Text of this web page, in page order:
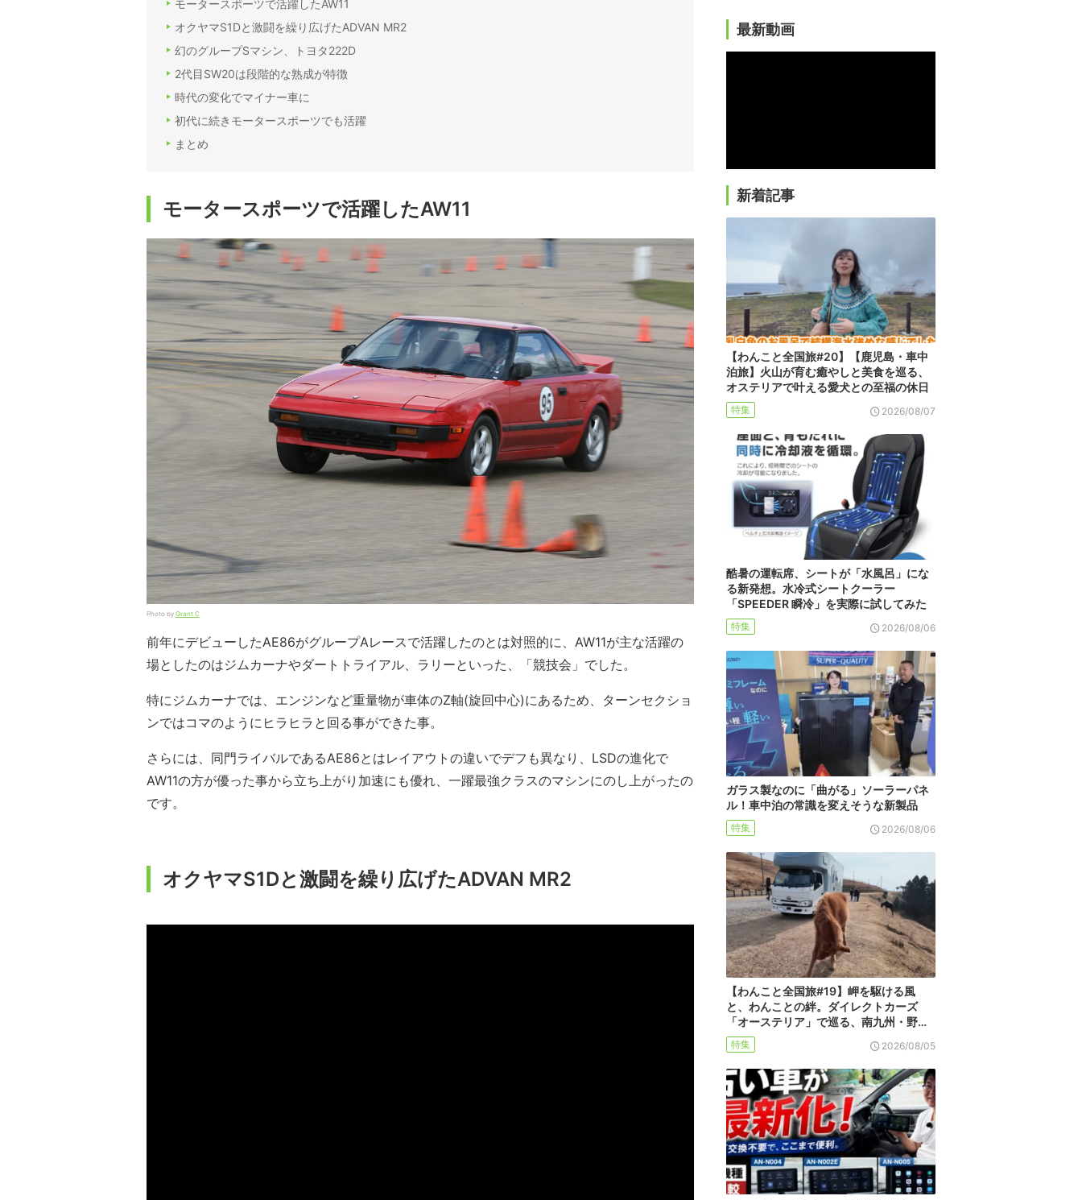
モータースポーツで活躍したAW11
オクヤマS1Dと激闘を繰り広げたADVAN MR2
幻のグループSマシン、トヨタ222D
2代目SW20は段階的な熟成が特徴
時代の変化でマイナー車に
初代に続きモータースポーツでも活躍
まとめ
モータースポーツで活躍したAW11
Photo by Grant C
前年にデビューしたAE86がグループAレースで活躍したのとは対照的に、AW11が主な活躍の
場としたのはジムカーナやダートトライアル、ラリーといった、「競技会」でした。
特にジムカーナでは、エンジンなど重量物が車体のZ軸(旋回中心)にあるため、ターンセクショ
ンではコマのようにヒラヒラと回る事ができた事。
さらには、同門ライバルであるAE86とはレイアウトの違いでデフも異なり、LSDの進化で
AW11の方が優った事から立ち上がり加速にも優れ、一躍最強クラスのマシンにのし上がったの
です。
オクヤマS1Dと激闘を繰り広げたADVAN MR2
最新動画
新着記事
【わんこと全国旅#20】【鹿児島・車中
泊旅】火山が育む癒やしと美食を巡る、
オステリアで叶える愛犬との至福の休日
特集 2026/08/07
酷暑の運転席、シートが「水風呂」にな
る新発想。水冷式シートクーラー
「SPEEDER 瞬冷」を実際に試してみた
特集 2026/08/06
ガラス製なのに「曲がる」ソーラーパネ
ル！車中泊の常識を変えそうな新製品
特集 2026/08/06
【わんこと全国旅#19】岬を駆ける風
と、わんことの絆。ダイレクトカーズ
「オーステリア」で巡る、南九州・野…
特集 2026/08/05